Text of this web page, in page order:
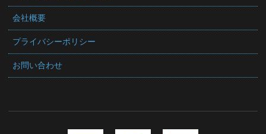
会社概要
プライバシーポリシー
お問い合わせ